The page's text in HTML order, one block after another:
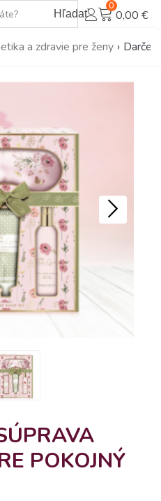
Hľadať
0
0,00 €
a zdravie pre ženy ›
POKOJNÝ